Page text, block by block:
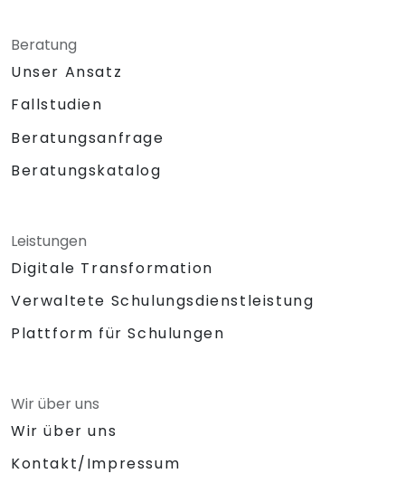
Beratung
Unser Ansatz
Fallstudien
Beratungsanfrage
Beratungskatalog
Leistungen
Digitale Transformation
Verwaltete Schulungsdienstleistung
Plattform für Schulungen
Wir über uns
Wir über uns
Kontakt/Impressum